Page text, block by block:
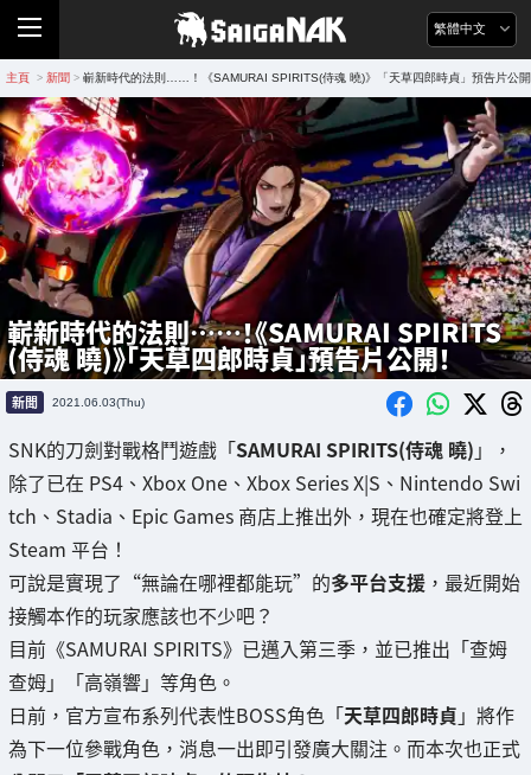
繁體中文
主頁 > 新聞 > 嶄新時代的法則……！《SAMURAI SPIRITS(侍魂 曉)》「天草四郎時貞」預告片公
嶄新時代的法則……！《SAMURAI SPIRITS
(侍魂 曉)》「天草四郎時貞」預告片公開！
新聞 2021.06.03(Thu)
SNK的刀劍對戰格鬥遊戲「SAMURAI SPIRITS(侍魂 曉) 」，
除了已在 PS4、Xbox One、Xbox Series X|S、Nintendo Swi
tch、Stadia、Epic Games 商店上推出外，現在也確定將登上
Steam 平台！
可說是實現了“無論在哪裡都能玩”的多平台支援 ，最近開始
接觸本作的玩家應該也不少吧？
目前《SAMURAI SPIRITS》已邁入第三季，並已推出「查姆
查姆」「高嶺響」等角色。
日前，官方宣布系列代表性BOSS角色「天草四郎時貞 」將作
為下一位參戰角色，消息一出即引發廣大關注。而本次也正式